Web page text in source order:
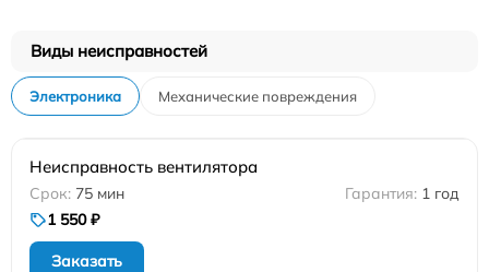
Виды неисправностей
Электроника Механические повреждения
Неисправность вентилятора
75 мин
1 год
1 550 ₽
Заказать